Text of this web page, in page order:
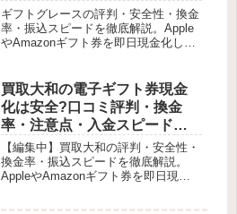
ドなど徹底解説【最新版】
ギフトグレースの評判・安全性・換金
率・振込スピードを徹底解説。Apple
やAmazonギフト券を即日現金化した
たときに、必ず名前が挙がるのがギフ
トグレースです。本記事では、...
買取大和の電子ギフト券現金
化は安全?口コミ評判・換金
率・注意点・入金スピードな
ど徹底解説【最新版】
【編集中】買取大和の評判・安全性・
換金率・振込スピードを徹底解説。
AppleやAmazonギフト券を即日現金